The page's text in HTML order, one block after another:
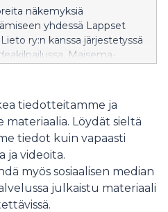
näkemyksiä
yhdessä Lappset
ry:n kanssa järjestetyssä
Maisema-
ehdotuksia, joita
sekä yleisö.
palkittiin Eevi Kesälän
jolle myönnettiin 3 000
tiedotteitamme ja
Löydät sieltä
tiedot kuin vapaasti
ja videoita.
myös sosiaalisen median
julkaistu materiaali